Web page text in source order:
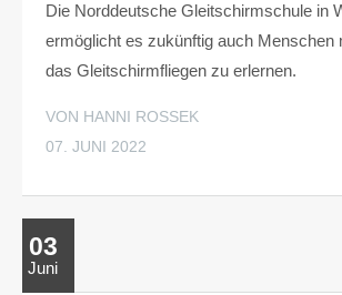
Die Norddeutsche Gleitschirmschule in
ermöglicht es zukünftig auch Menschen
das Gleitschirmfliegen zu erlernen.
VON HANNI ROSSEK
07. JUNI 2022
03
Juni